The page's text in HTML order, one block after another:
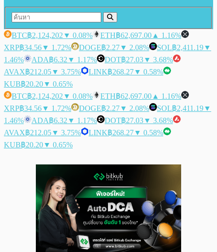
BTC฿2,124,202 ▼ 0.08% ETH฿62,697.00 ▲ 1.16%
XRP฿34.56▼ 1.72% DOGE฿2.27▼ 2.08% SOL฿2,411.19▼
1.46%
ADA฿6.32 ▼ 1.17% DOT฿27.03▼ 3.68%
AVAX฿212.05▼ 3.75% LINK฿268.27▼ 0.58%
KUB฿20.20▼ 0.65%
BTC฿2,124,202 ▼ 0.08% ETH฿62,697.00 ▲ 1.16%
XRP฿34.56▼ 1.72% DOGE฿2.27▼ 2.08% SOL฿2,411.19▼
1.46%
ADA฿6.32 ▼ 1.17% DOT฿27.03▼ 3.68%
AVAX฿212.05▼ 3.75% LINK฿268.27▼ 0.58%
KUB฿20.20▼ 0.65%